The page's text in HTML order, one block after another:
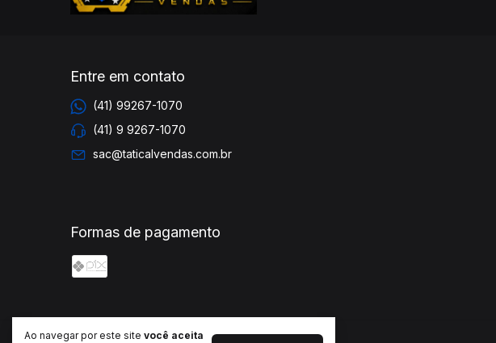
Ao navegar por este site você aceita
Entre em contato
(41) 99267-1070
(41) 9 9267-1070
sac@taticalvendas.com.br
Formas de pagamento